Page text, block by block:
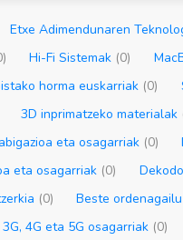
Etxe Adimendunaren
Hi-Fi Sistemak (0)
horma euskarriak (0)
3D inprimatzeko materialak
eta osagarriak (0)
eta osagarriak (0)
(0) Beste
3G, 4G eta 5G osagarriak (0)